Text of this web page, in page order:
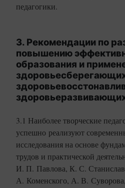
педагогики.
3. Рекомендации по
повышению
образования и
3.1 Наиболее творческие
успешно реализуют
исследования на основе
трудов и практической
И. П. Павлова, К. С.
А. Коменского, А. В.